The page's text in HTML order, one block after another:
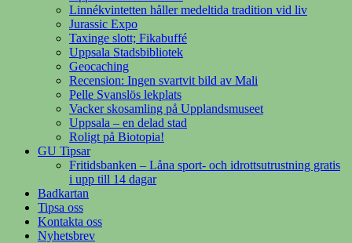
Linnékvintetten håller medeltida tradition vid liv
Jurassic Expo
Taxinge slott; Fikabuffé
Uppsala Stadsbibliotek
Geocaching
Recension: Ingen svartvit bild av Mali
Pelle Svanslös lekplats
Vacker skosamling på Upplandsmuseet
Uppsala – en delad stad
Roligt på Biotopia!
GU Tipsar
Fritidsbanken – Låna sport- och idrottsutrustning gratis
i upp till 14 dagar
Badkartan
Tipsa oss
Kontakta oss
Nyhetsbrev